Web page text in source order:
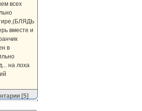
всех
вместе и
в
на лоха
[5]